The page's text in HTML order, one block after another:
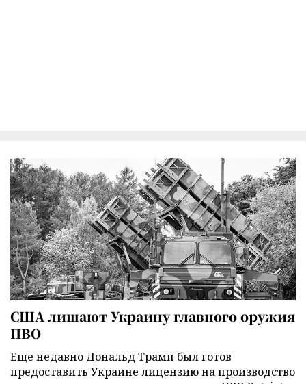
США лишают Украину главного оружия
ПВО
Еще недавно Дональд Трамп был готов
предоставить Украине лицензию на производство